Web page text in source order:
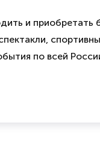
и приобретать
по всей